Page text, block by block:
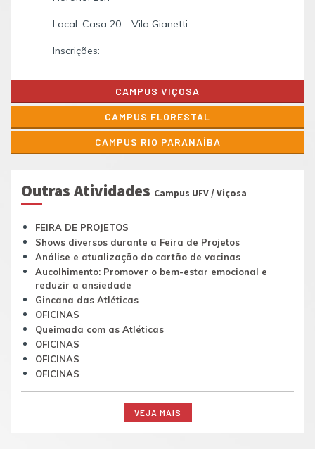
Local: Casa 20 – Vila Gianetti
Inscrições:
CAMPUS VIÇOSA
CAMPUS FLORESTAL
CAMPUS RIO PARANAÍBA
Outras Atividades Campus UFV / Viçosa
FEIRA DE PROJETOS
Shows diversos durante a Feira de Projetos
Análise e atualização do cartão de vacinas
Aucolhimento: Promover o bem-estar emocional e
reduzir a ansiedade
Gincana das Atléticas
OFICINAS
Queimada com as Atléticas
OFICINAS
OFICINAS
OFICINAS
VEJA MAIS